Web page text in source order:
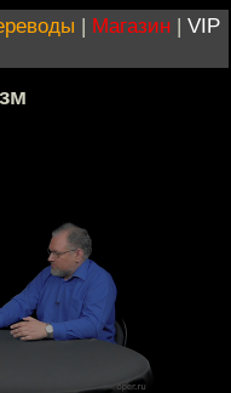
| Магазин | VIP